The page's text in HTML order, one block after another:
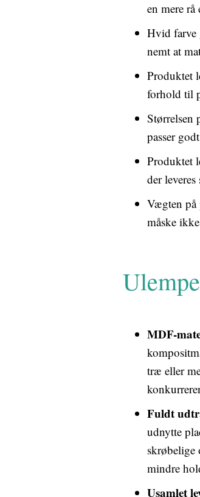
en mere rå
Hvid farve
nemt at
Produktet
forhold til
Størrelsen
passer
Produktet
der
Vægten på
måske
MDF-
træ eller
Fuldt
udnytte
mindre
Usamlet